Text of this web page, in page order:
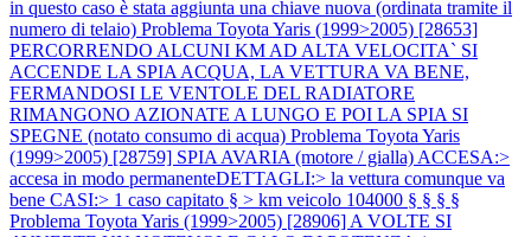
in questo caso è stata aggiunta una chiave nuova (ordinata tramite il
numero di telaio) Problema Toyota Yaris (1999>2005) [28653]
PERCORRENDO ALCUNI KM AD ALTA VELOCITA` SI
ACCENDE LA SPIA ACQUA, LA VETTURA VA BENE,
FERMANDOSI LE VENTOLE DEL RADIATORE
RIMANGONO AZIONATE A LUNGO E POI LA SPIA SI
SPEGNE (notato consumo di acqua) Problema Toyota Yaris
(1999>2005) [28759] SPIA AVARIA (motore / gialla) ACCESA:>
accesa in modo permanenteDETTAGLI:> la vettura comunque va
bene CASI:> 1 caso capitato § > km veicolo 104000 § § § §
Problema Toyota Yaris (1999>2005) [28906] A VOLTE SI